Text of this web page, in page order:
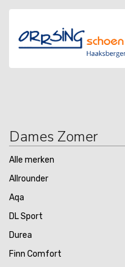
Dames Zomer
Alle merken
Allrounder
Aqa
DL Sport
Durea
Finn Comfort